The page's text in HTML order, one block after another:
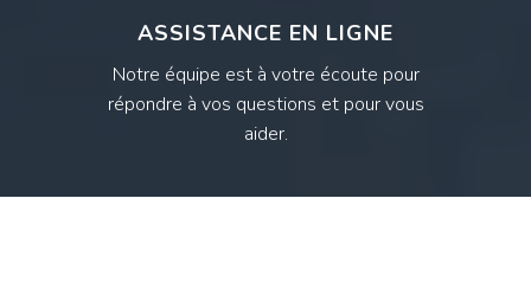
ASSISTANCE EN LIGNE
Notre équipe est à votre écoute pour
répondre à vos questions et pour vous
aider.